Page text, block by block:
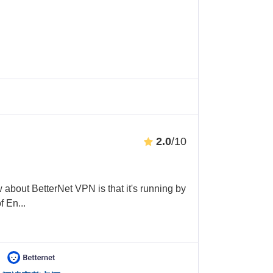
2.0/10
about BetterNet VPN is that it's running by
En...